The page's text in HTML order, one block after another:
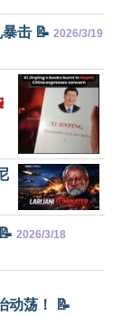
击 📝 2026/3/19
2026/3/18
动荡！ 📝